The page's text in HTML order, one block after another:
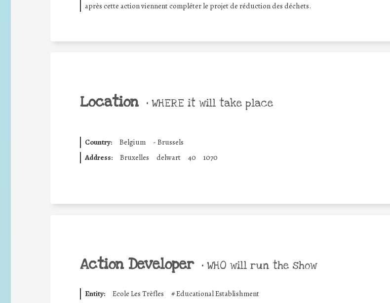
après cette action viennent compléter le projet de réduction des déchets.
Location • WHERE it will take place
Country: Belgium - Brussels
Address:
Bruxelles delwart 40 1070
Action Developer • WHO will run the show
Entity: Ecole Les Trèfles #Educational Establishment